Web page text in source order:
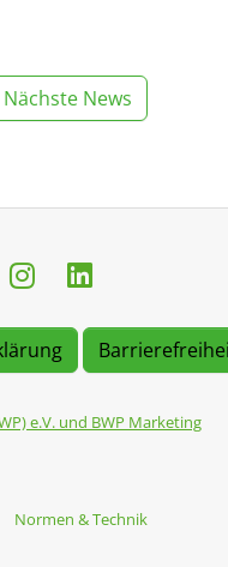
Nächste News
e.V. und BWP Marketing
Normen & Technik